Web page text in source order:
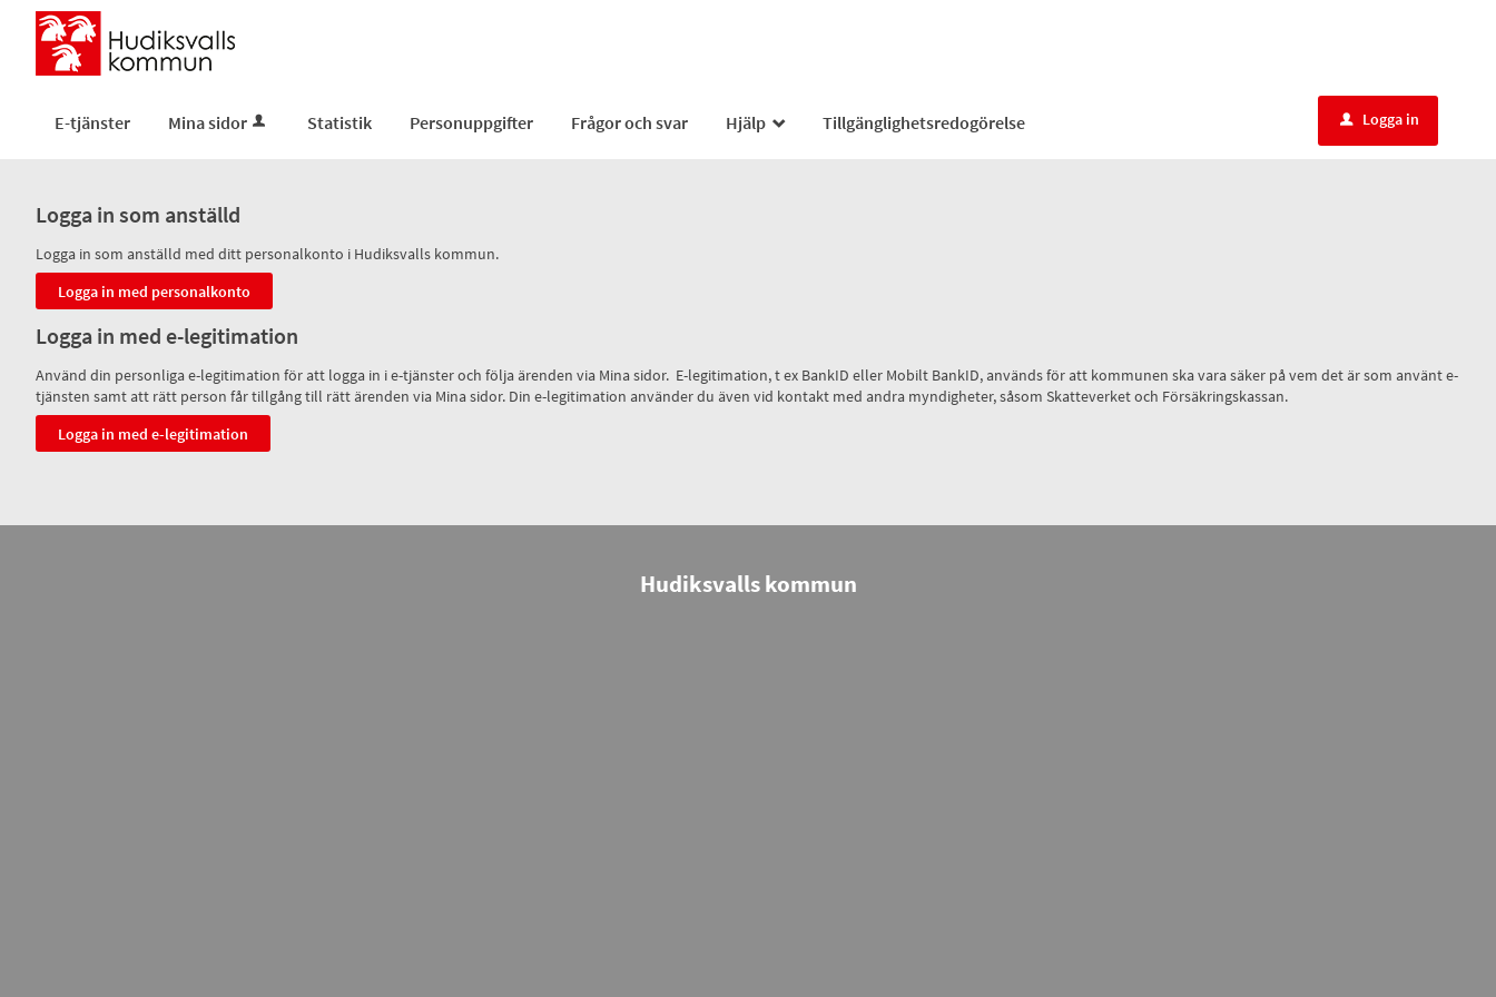
E-tjänster Mina sidor Statistik Personuppgifter Frågor och svar Hjälp _ Tillgänglighetsredogörelse u Logga in
Logga in som anställd
Logga in som anställd med ditt personalkonto i Hudiksvalls kommun.
Logga in med e-legitimation
Använd din personliga e-legitimation för att logga in i e-tjänster och följa ärenden via Mina sidor. E-legitimation, t ex BankID eller Mobilt BankID, används för att kommunen ska vara säker på vem det är som använt e-
tjänsten samt att rätt person får tillgång till rätt ärenden via Mina sidor. Din e-legitimation använder du även vid kontakt med andra myndigheter, såsom Skatteverket och Försäkringskassan.
Hudiksvalls kommun